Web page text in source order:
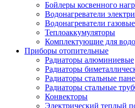
Бойлеры косвенного
Водонагреватели
Водонагреватели газовые
Теплоаккумуляторы
Комплектующие для
Приборы отопительные
Радиаторы алюминиевые
Радиаторы
Радиаторы стальные
Радиаторы стальные
Конвекторы
Электрический теплый